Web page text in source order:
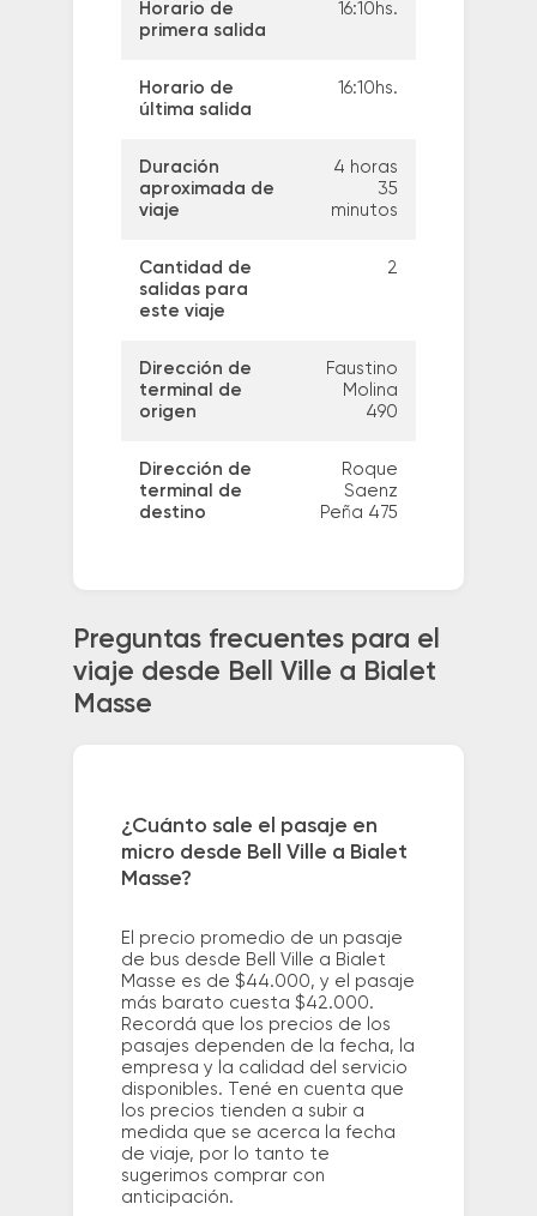
Horario de
primera salida
16:10hs.
Horario de
última salida
16:10hs.
Duración
aproximada de
viaje
4 horas
35
minutos
Cantidad de
salidas para
este viaje
2
Dirección de
terminal de
origen
Faustino
Molina
490
Dirección de
terminal de
destino
Roque
Saenz
Peña 475
Preguntas frecuentes para el
viaje desde Bell Ville a Bialet
Masse
¿Cuánto sale el pasaje en
micro desde Bell Ville a Bialet
Masse?
El precio promedio de un pasaje
de bus desde Bell Ville a Bialet
Masse es de $44.000, y el pasaje
más barato cuesta $42.000.
Recordá que los precios de los
pasajes dependen de la fecha, la
empresa y la calidad del servicio
disponibles. Tené en cuenta que
los precios tienden a subir a
medida que se acerca la fecha
de viaje, por lo tanto te
sugerimos comprar con
anticipación.